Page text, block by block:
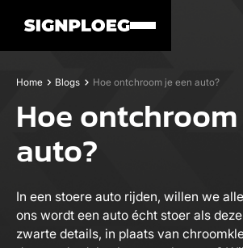
Home Blogs Hoe ontchroom je een auto?
Hoe
auto?
In een stoere auto rijden, willen we
ons wordt een auto écht stoer als
zwarte details, in plaats van